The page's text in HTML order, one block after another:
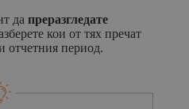
да преразгледате
кои от тях пречат
отчетния период.